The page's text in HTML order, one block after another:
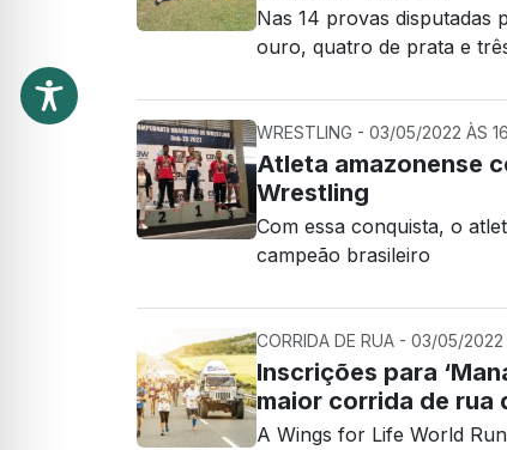
Nas 14 provas disputadas
ouro, quatro de prata e
WRESTLING - 03/05/2022 ÀS
Atleta amazonense
Wrestling
Com essa conquista, o
campeão brasileiro
CORRIDA DE RUA - 03/05/2022
Inscrições para
maior corrida de rua
A Wings for Life World